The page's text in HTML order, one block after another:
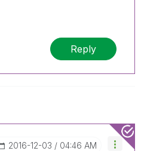
Reply
‎2016-12-03 04:46 AM